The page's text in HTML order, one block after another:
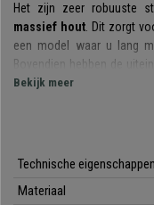
Het zijn zeer robuuste
massief hout. Dit zorgt
een model waar u lang
Bovendien hebben de
veiligheiden om krassen
Mis deze gouden kans
Bekijk meer
Technische
Materiaal